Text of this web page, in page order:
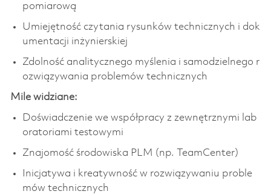
pomiarową
Umiejętność czytania rysunków technicznych i dok
umentacji inżynierskiej
Zdolność analitycznego myślenia i samodzielnego r
ozwiązywania problemów technicznych
Mile widziane:
Doświadczenie we współpracy z zewnętrznymi lab
oratoriami testowymi
Znajomość środowiska PLM (np. TeamCenter)
Inicjatywa i kreatywność w rozwiązywaniu proble
mów technicznych